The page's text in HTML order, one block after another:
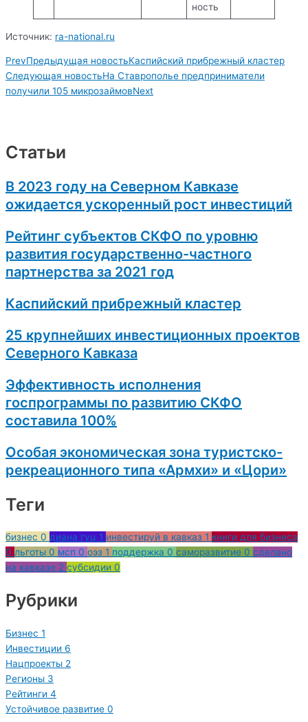
ность
Источник: ra-national.ru
PrevПредыдущая новостьКаспийский прибрежный кластер
Следующая новостьНа Ставрополье предприниматели
получили 105 микрозаймовNext
Статьи
В 2023 году на Северном Кавказе
ожидается ускоренный рост инвестиций
Рейтинг субъектов СКФО по уровню
развития государственно-частного
партнерства за 2021 год
Каспийский прибрежный кластер
25 крупнейших инвестиционных проектов
Северного Кавказа
Эффективность исполнения
госпрограммы по развитию СКФО
составила 100%
Особая экономическая зона туристско-
рекреационного типа «Армхи» и «Цори»
Теги
бизнес 0 диана гуц 1 инвестируй в кавказ 1 книги для бизнеса
0 льготы 0 мсп 0 оэз 1 поддержка 0 саморазвитие 0 сделано
на кавказе 2 субсидии 0
Рубрики
Бизнес 1
Инвестиции 6
Нацпроекты 2
Регионы 3
Рейтинги 4
Устойчивое развитие 0